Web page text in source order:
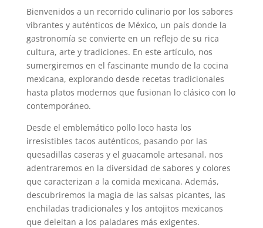
Bienvenidos a un recorrido culinario por los sabores
vibrantes y auténticos de México, un país donde la
gastronomía se convierte en un reflejo de su rica
cultura, arte y tradiciones. En este artículo, nos
sumergiremos en el fascinante mundo de la cocina
mexicana, explorando desde recetas tradicionales
hasta platos modernos que fusionan lo clásico con lo
contemporáneo.
Desde el emblemático pollo loco hasta los
irresistibles tacos auténticos, pasando por las
quesadillas caseras y el guacamole artesanal, nos
adentraremos en la diversidad de sabores y colores
que caracterizan a la comida mexicana. Además,
descubriremos la magia de las salsas picantes, las
enchiladas tradicionales y los antojitos mexicanos
que deleitan a los paladares más exigentes.